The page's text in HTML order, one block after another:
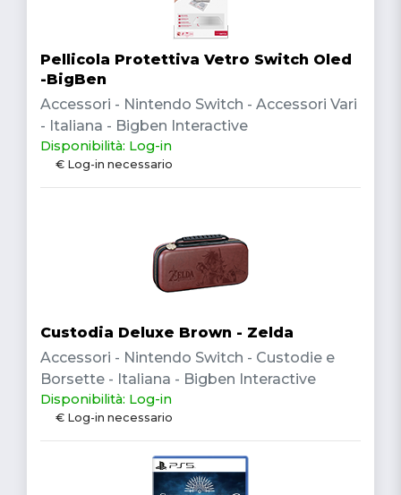
Pellicola Protettiva Vetro Switch Oled
-BigBen
Accessori - Nintendo Switch - Accessori Vari
- Italiana - Bigben Interactive
Disponibilità: Log-in
€ Log-in necessario
Custodia Deluxe Brown - Zelda
Accessori - Nintendo Switch - Custodie e
Borsette - Italiana - Bigben Interactive
Disponibilità: Log-in
€ Log-in necessario